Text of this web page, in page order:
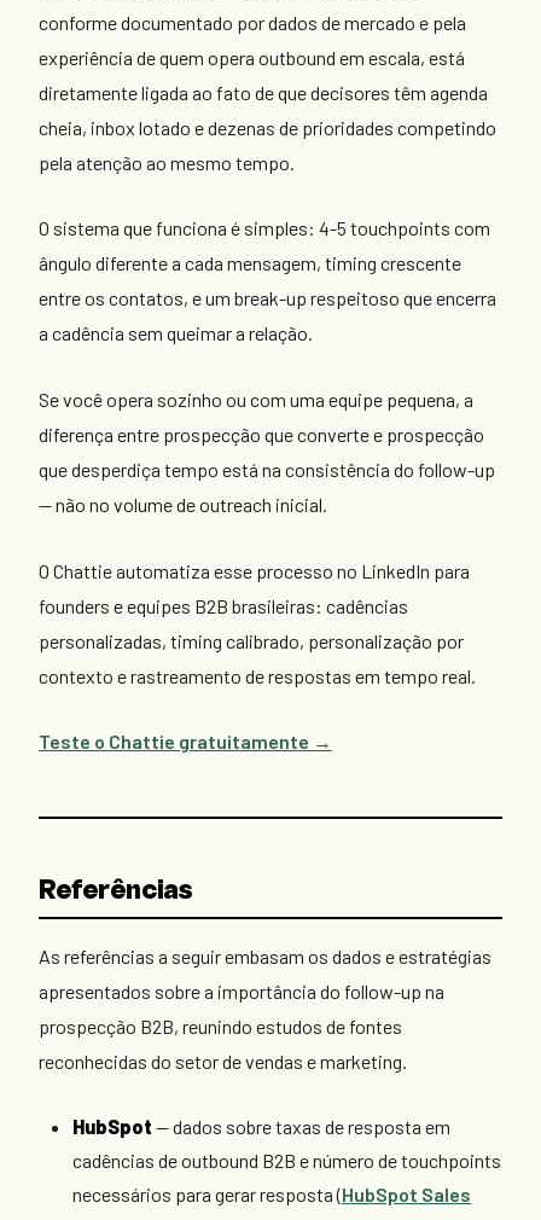
conforme documentado por dados de mercado e pela
experiência de quem opera outbound em escala, está
diretamente ligada ao fato de que decisores têm agenda
cheia, inbox lotado e dezenas de prioridades competindo
pela atenção ao mesmo tempo.
O sistema que funciona é simples: 4-5 touchpoints com
ângulo diferente a cada mensagem, timing crescente
entre os contatos, e um break-up respeitoso que encerra
a cadência sem queimar a relação.
Se você opera sozinho ou com uma equipe pequena, a
diferença entre prospecção que converte e prospecção
que desperdiça tempo está na consistência do follow-up
— não no volume de outreach inicial.
O Chattie automatiza esse processo no LinkedIn para
founders e equipes B2B brasileiras: cadências
personalizadas, timing calibrado, personalização por
contexto e rastreamento de respostas em tempo real.
Teste o Chattie gratuitamente →
Referências
As referências a seguir embasam os dados e estratégias
apresentados sobre a importância do follow-up na
prospecção B2B, reunindo estudos de fontes
reconhecidas do setor de vendas e marketing.
HubSpot — dados sobre taxas de resposta em
cadências de outbound B2B e número de touchpoints
necessários para gerar resposta (HubSpot Sales